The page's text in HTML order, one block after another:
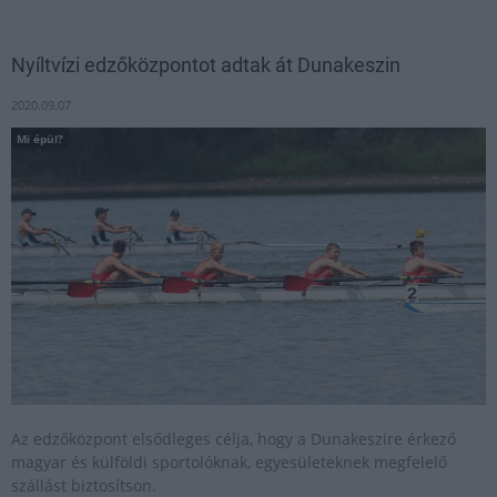
Nyíltvízi edzőközpontot adtak át Dunakeszin
2020.09.07
Mi épül?
Az edzőközpont elsődleges célja, hogy a Dunakeszire érkező
magyar és külföldi sportolóknak, egyesületeknek megfelelő
szállást biztosítson.